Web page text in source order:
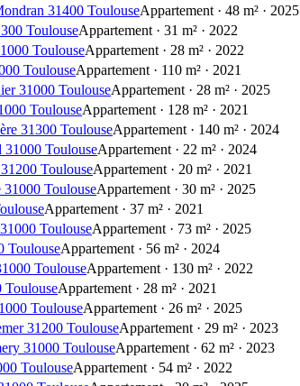
31400 ToulouseAppartement · 48 m² · 2025
ToulouseAppartement · 31 m² · 2022
ToulouseAppartement · 28 m² · 2022
ToulouseAppartement · 110 m² · 2021
31000 ToulouseAppartement · 28 m² · 2025
ToulouseAppartement · 128 m² · 2021
31300 ToulouseAppartement · 140 m² · 2024
31000 ToulouseAppartement · 22 m² · 2024
ToulouseAppartement · 20 m² · 2021
ToulouseAppartement · 30 m² · 2025
Appartement · 37 m² · 2021
ToulouseAppartement · 73 m² · 2025
ToulouseAppartement · 56 m² · 2024
ToulouseAppartement · 130 m² · 2022
ToulouseAppartement · 28 m² · 2021
ToulouseAppartement · 26 m² · 2025
31200 ToulouseAppartement · 29 m² · 2023
31000 ToulouseAppartement · 62 m² · 2023
ToulouseAppartement · 54 m² · 2022